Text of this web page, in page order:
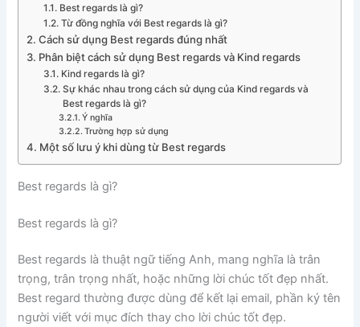
Best regards là gì?
Từ đồng nghĩa với Best regards là gì?
Cách sử dụng Best regards đúng nhất
Phân biệt cách sử dụng Best regards và Kind regards
Kind regards là gì?
Sự khác nhau trong cách sử dụng của Kind regards và
Best regards là gì?
Ý nghĩa
Trường hợp sử dụng
Một số lưu ý khi dùng từ Best regards
Best regards là gì?
Best regards là gì?
Best regards là thuật ngữ tiếng Anh, mang nghĩa là trân
trọng, trân trọng nhất, hoặc những lời chúc tốt đẹp nhất.
Best regard thường được dùng để kết lại email, phần ký tên
người viết với mục đích thay cho lời chúc tốt đẹp.